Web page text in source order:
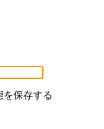
を保存する